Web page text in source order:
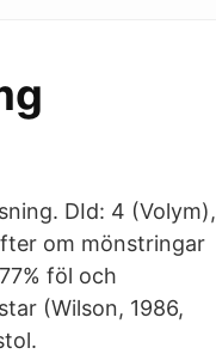
DId: 4 (Volym),
om mönstringar
föl och
(Wilson, 1986,